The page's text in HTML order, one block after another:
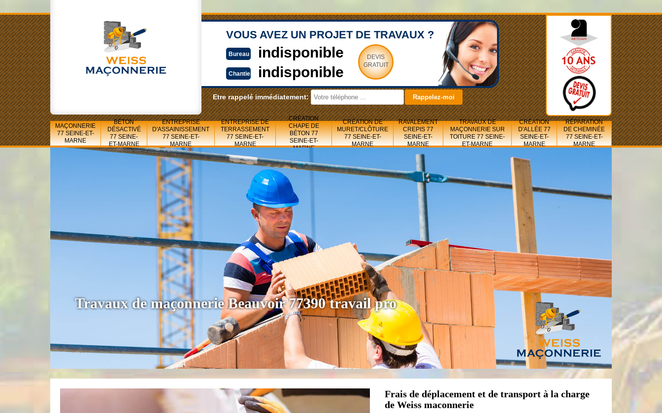
VOUS AVEZ UN PROJET DE TRAVAUX ?
Bureau indisponible
Chantier indisponible
DEVIS
GRATUIT
Etre rappelé immédiatement:
MAÇONNERIE
77 SEINE-ET-
MARNE
BÉTON
DÉSACTIVÉ
77 SEINE-
ET-MARNE
ENTREPRISE
D'ASSAINISSEMENT
77 SEINE-ET-
MARNE
ENTREPRISE DE
TERRASSEMENT
77 SEINE-ET-
MARNE
CRÉATION
CHAPE DE
BÉTON 77
SEINE-ET-
MARNE
CRÉATION DE
MURET/CLÔTURE
77 SEINE-ET-
MARNE
RAVALEMENT
CREPIS 77
SEINE-ET-
MARNE
TRAVAUX DE
MAÇONNERIE SUR
TOITURE 77 SEINE-
ET-MARNE
CRÉATION
D'ALLÉE 77
SEINE-ET-
MARNE
RÉPARATION
DE CHEMINÉE
77 SEINE-ET-
MARNE
Travaux de maçonnerie Beauvoir 77390 travail pro
Frais de déplacement et de transport à la charge
de Weiss maconnerie